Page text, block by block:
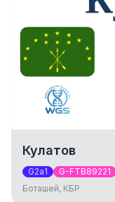
Кулатов
G2a1 G-FTB89221
Боташей, КБР